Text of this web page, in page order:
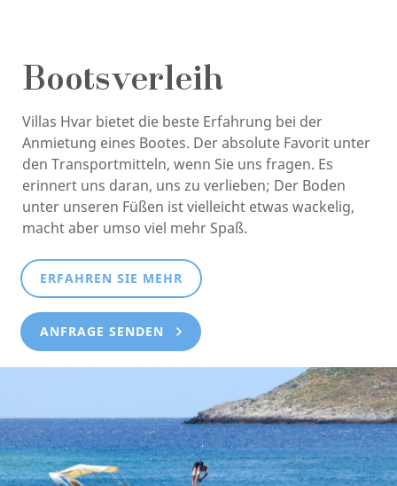
Bootsverleih
Villas Hvar bietet die beste Erfahrung bei der
Anmietung eines Bootes. Der absolute Favorit unter
den Transportmitteln, wenn Sie uns fragen. Es
erinnert uns daran, uns zu verlieben; Der Boden
unter unseren Füßen ist vielleicht etwas wackelig,
macht aber umso viel mehr Spaß.
ERFAHREN SIE MEHR
ANFRAGE SENDEN